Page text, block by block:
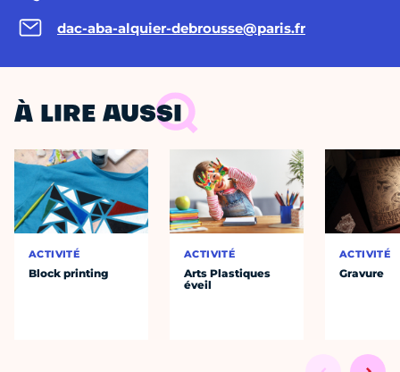
dac-aba-alquier-debrousse@paris.fr
À LIRE AUSSI
ACTIVITÉ
Block printing
ACTIVITÉ
Arts Plastiques
éveil
ACTIVITÉ
Gravure